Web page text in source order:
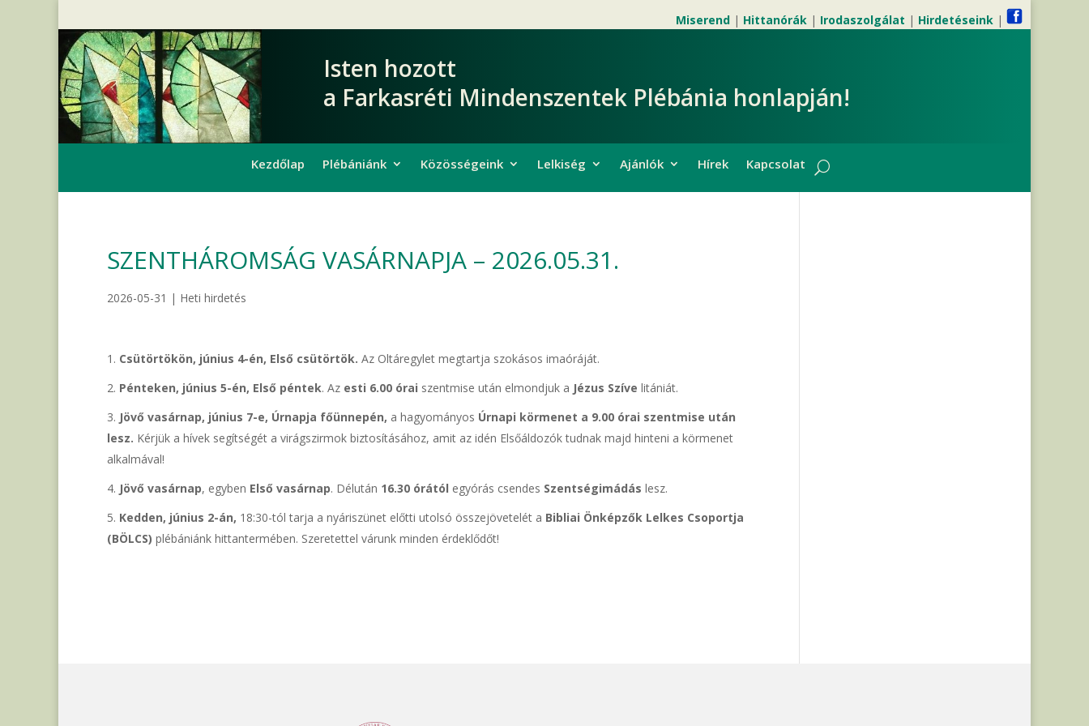
Miserend| Hittanórák| Irodaszolgálat | Hirdetéseink|
Isten hozott
a Farkasréti Mindenszentek Plébánia honlapján!
Kezdőlap Plébániánk Közösségeink Lelkiség Ajánlók Hírek Kapcsolat
SZENTHÁROMSÁG VASÁRNAPJA – 2026.05.31.
2026-05-31 | Heti hirdetés
Csütörtökön, június 4-én, Első csütörtök. Az Oltáregylet megtartja szokásos imaóráját.
Pénteken, június 5-én, Első péntek. Az esti 6.00 órai szentmise után elmondjuk a Jézus Szíve litániát.
Jövő vasárnap, június 7-e, Úrnapja főünnepén, a hagyományos Úrnapi körmenet a 9.00 órai szentmise után
lesz. Kérjük a hívek segítségét a virágszirmok biztosításához, amit az idén Elsőáldozók tudnak majd hinteni a körmenet
alkalmával!
Jövő vasárnap, egyben Első vasárnap. Délután 16.30 órától egyórás csendes Szentségimádás lesz.
Kedden, június 2-án, 18:30-tól tarja a nyáriszünet előtti utolsó összejövetelét a Bibliai Önképzők Lelkes Csoportja
(BÖLCS) plébániánk hittantermében. Szeretettel várunk minden érdeklődőt!